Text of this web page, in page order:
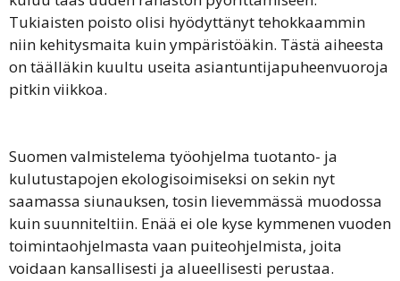
Tukiaisten poisto olisi hyödyttänyt tehokkaammin
niin kehitysmaita kuin ympäristöäkin. Tästä aiheesta
on täälläkin kuultu useita asiantuntijapuheenvuoroja
pitkin viikkoa.
Suomen valmistelema työohjelma tuotanto- ja
kulutustapojen ekologisoimiseksi on sekin nyt
saamassa siunauksen, tosin lievemmässä muodossa
kuin suunniteltiin. Enää ei ole kyse kymmenen vuoden
toimintaohjelmasta vaan puiteohjelmista, joita
voidaan kansallisesti ja alueellisesti perustaa.